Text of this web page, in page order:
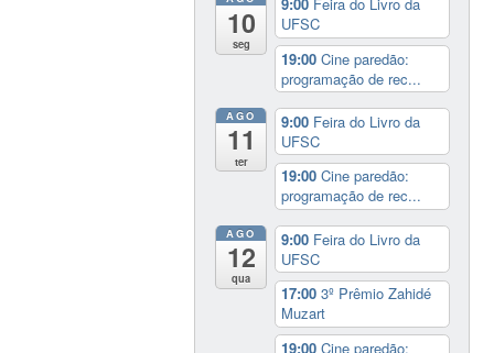
10
seg
UFSC
19:00Cine paredão:
programação de rec...
AGO
11
ter
9:00 Feira do Livro da
UFSC
19:00Cine paredão:
programação de rec...
AGO
12
qua
9:00 Feira do Livro da
UFSC
17:003º Prêmio Zahidé
Muzart
19:00Cine paredão: